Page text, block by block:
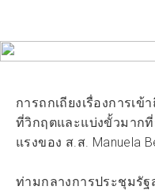
การถกเถียงเรื่องการเ
ที่วิกฤตและแบ่งขั้วมาก
แรงของ ส.ส. Manuela
ท่ามกลางการประชุมรัฐ